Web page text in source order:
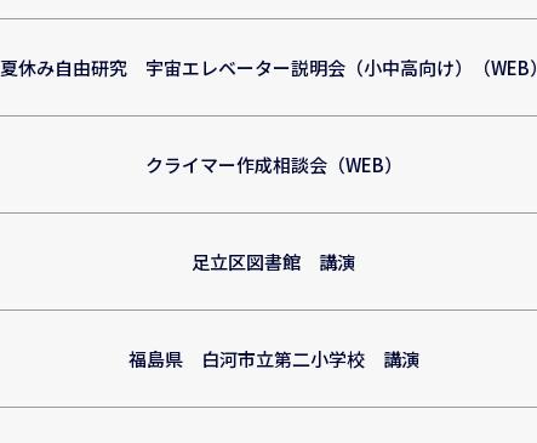
夏休み自由研究 宇宙エレベーター説明会（小中高向け）（WEB）
クライマー作成相談会（WEB）
足立区図書館 講演
福島県 白河市立第二小学校 講演